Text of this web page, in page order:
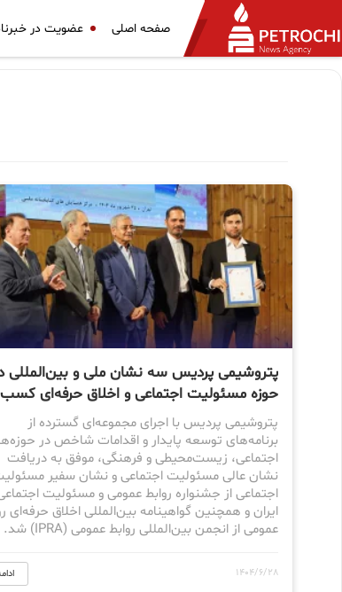
صفحه اصلی عضویت در
پتروشیمی پردیس سه نشان ملی و بین‌المللی
حوزه مسئولیت اجتماعی و اخلاق حرفه‌ای
پتروشیمی پردیس با اجرای مجموعه‌ای گسترده از
برنامه‌های توسعه پایدار و اقدامات شاخص در
اجتماعی، زیست‌محیطی و فرهنگی، موفق به دریافت
نشان عالی مسئولیت اجتماعی و نشان سفیر
اجتماعی از جشنواره روابط عمومی و مسئولیت
ایران و همچنین گواهینامه بین‌المللی اخلاق حرفه‌ای
عمومی از انجمن بین‌المللی روابط عمومی (IPRA) شد.
1404/6/28